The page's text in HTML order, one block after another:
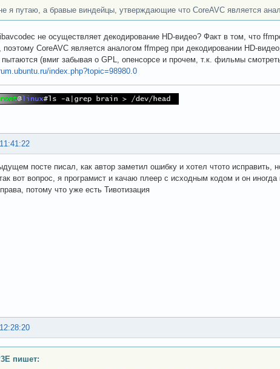
я путаю, а бравые виндейцы, утверждающие что CoreAVC является
не осуществляет декодирование HD-видео? Факт в том, что
поэтому CoreAVC является аналогом ffmpeg при декодировании HD-
пытаются (вмиг забывая о GPL, опенсорсе и прочем, т.к. фильмы
index.php?topic=98980.0
посте писал, как автор заметил ошибку и хотел чтото исправить,
вот вопрос, я програмист и качаю плеер с исходным кодом и он
потому что уже есть Тивотизация
пишет: